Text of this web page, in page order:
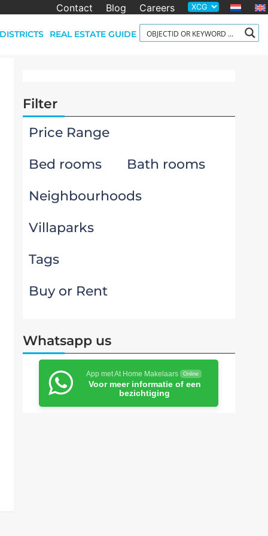
Contact Blog Careers
DISTRICTS REAL ESTATE GUIDE
Filter
Price Range
Bed rooms
Bath rooms
Neighbourhoods
Villaparks
Tags
Buy or Rent
Whatsapp us
App met At Home Makelaars Online
Voor meer informatie of een
bezichtiging